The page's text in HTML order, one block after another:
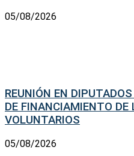
05/08/2026
REUNIÓN EN
DE FINANCIAMIENTO DE
VOLUNTARIOS
05/08/2026